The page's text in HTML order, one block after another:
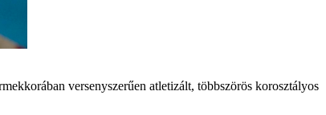
versenyszerűen atletizált, többszörös korosztályos